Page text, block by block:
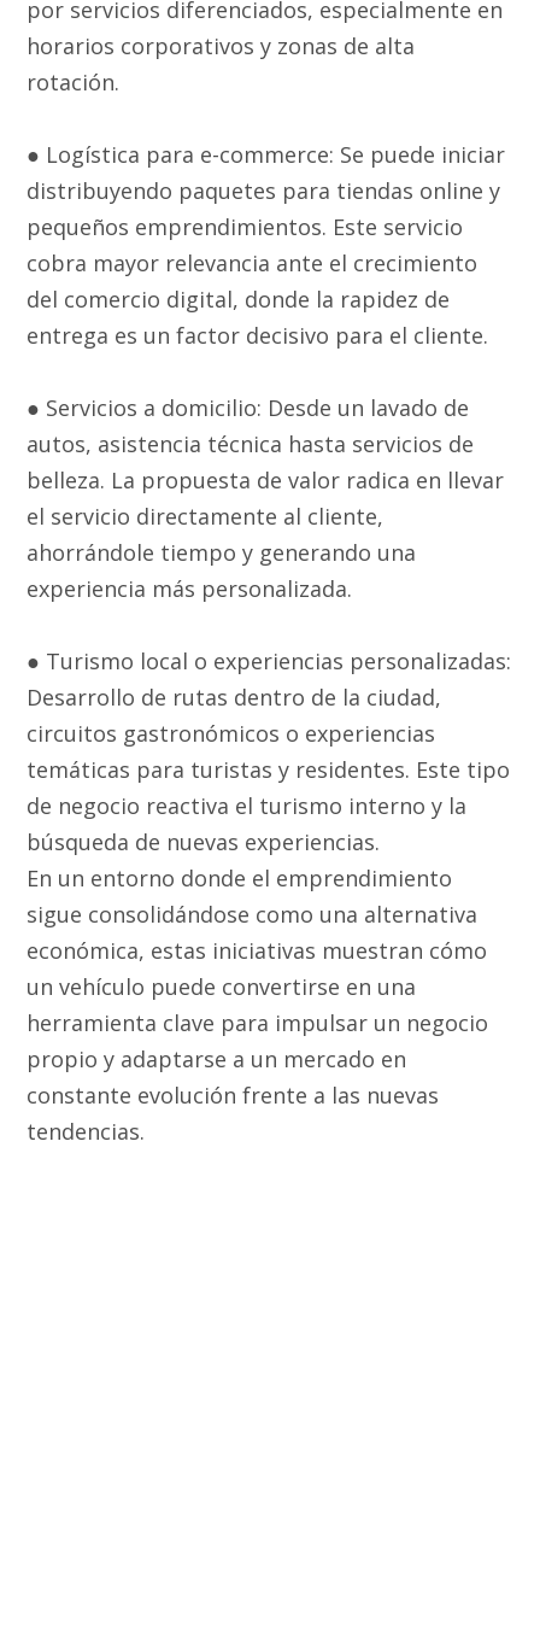
por servicios diferenciados, especialmente en
horarios corporativos y zonas de alta
rotación.
● Logística para e-commerce: Se puede iniciar
distribuyendo paquetes para tiendas online y
pequeños emprendimientos. Este servicio
cobra mayor relevancia ante el crecimiento
del comercio digital, donde la rapidez de
entrega es un factor decisivo para el cliente.
● Servicios a domicilio: Desde un lavado de
autos, asistencia técnica hasta servicios de
belleza. La propuesta de valor radica en llevar
el servicio directamente al cliente,
ahorrándole tiempo y generando una
experiencia más personalizada.
● Turismo local o experiencias personalizadas:
Desarrollo de rutas dentro de la ciudad,
circuitos gastronómicos o experiencias
temáticas para turistas y residentes. Este tipo
de negocio reactiva el turismo interno y la
búsqueda de nuevas experiencias.
En un entorno donde el emprendimiento
sigue consolidándose como una alternativa
económica, estas iniciativas muestran cómo
un vehículo puede convertirse en una
herramienta clave para impulsar un negocio
propio y adaptarse a un mercado en
constante evolución frente a las nuevas
tendencias.